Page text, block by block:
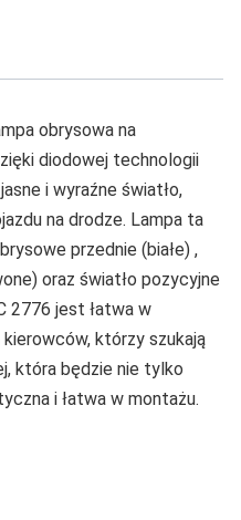
obrysowa na
diodowej technologii
i wyraźne światło,
na drodze. Lampa ta
przednie (białe) ,
oraz światło pozycyjne
2776 jest łatwa w
którzy szukają
która będzie nie tylko
i łatwa w montażu.